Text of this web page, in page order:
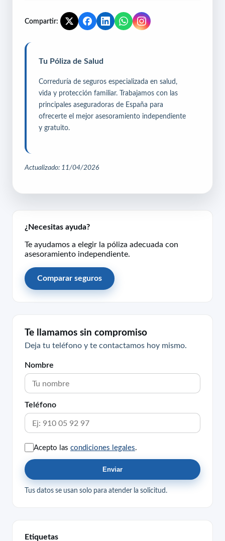
Compartir:
Tu Póliza de Salud
Correduría de seguros especializada en salud,
vida y protección familiar. Trabajamos con las
principales aseguradoras de España para
ofrecerte el mejor asesoramiento independiente
y gratuito.
Actualizado: 11/04/2026
¿Necesitas ayuda?
Te ayudamos a elegir la póliza adecuada con
asesoramiento independiente.
Comparar seguros
Te llamamos sin compromiso
Deja tu teléfono y te contactamos hoy mismo.
Nombre
Teléfono
Acepto las condiciones legales
Enviar
Tus datos se usan solo para atender la solicitud.
Etiquetas